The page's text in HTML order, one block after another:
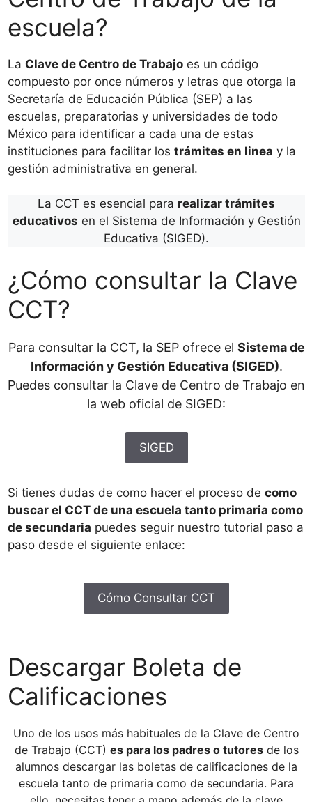
escuela?
La Clave de Centro de Trabajo es un código
compuesto por once números y letras que otorga la
Secretaría de Educación Pública (SEP) a las
escuelas, preparatorias y universidades de todo
México para identificar a cada una de estas
instituciones para facilitar los trámites en linea y la
gestión administrativa en general.
La CCT es esencial para realizar trámites
educativos en el Sistema de Información y Gestión
Educativa (SIGED).
¿Cómo consultar la Clave
CCT?
Para consultar la CCT, la SEP ofrece el Sistema de
Información y Gestión Educativa (SIGED).
Puedes consultar la Clave de Centro de Trabajo en
la web oficial de SIGED:
SIGED
Si tienes dudas de como hacer el proceso de como
buscar el CCT de una escuela tanto primaria como
de secundaria puedes seguir nuestro tutorial paso a
paso desde el siguiente enlace:
Cómo Consultar CCT
Descargar Boleta de
Calificaciones
Uno de los usos más habituales de la Clave de Centro
de Trabajo (CCT) es para los padres o tutoresde los
alumnos descargar las boletas de calificaciones de la
escuela tanto de primaria como de secundaria. Para